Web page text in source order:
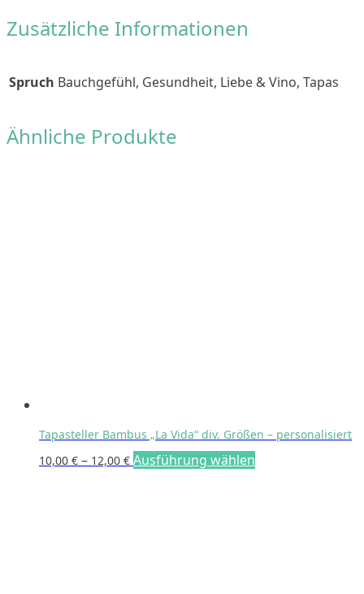
Zusätzliche Informationen
Spruch Bauchgefühl, Gesundheit, Liebe & Vino, Tapas
Ähnliche Produkte
Tapasteller Bambus „La Vida“ div. Größen – personalisiert
10,00 € – 12,00 €Preisspanne:
Ausführung wählen